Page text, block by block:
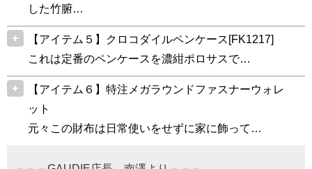
した竹腑…
【アイテム５】クロコダイルペンケース[FK1217]
これは定番のペンケースを濃紺ポロサスで…
【アイテム６】特注メガラウンドファスナーウォレ
ット
元々この財布は日常使いをせずに家に飾って…